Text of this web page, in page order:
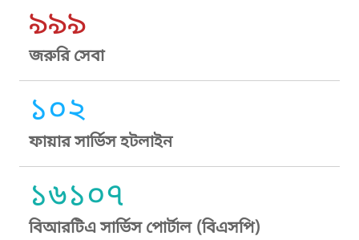
৯৯৯
জরুরি সেবা
১০২
ফায়ার সার্ভিস হটলাইন
১৬১০৭
বিআরটিএ সার্ভিস পোর্টাল (বিএসপি)